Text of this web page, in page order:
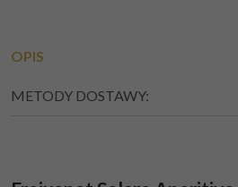
OPIS
METODY DOSTAWY: